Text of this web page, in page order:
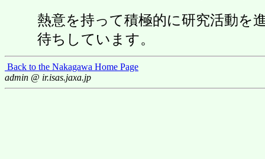
熱意を持って積極的に研究活動を
待ちしています。
Back to the Nakagawa Home Page
admin @ ir.isas.jaxa.jp